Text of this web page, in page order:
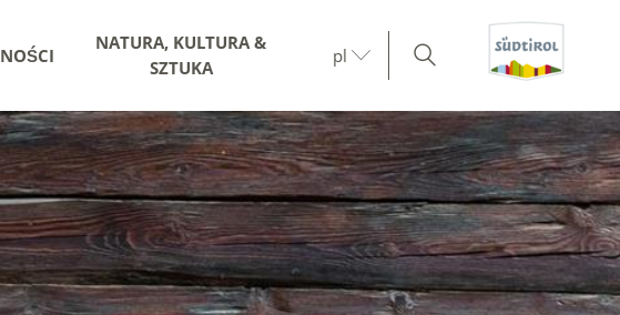
NATURA, KULTURA &
SZTUKA
pl